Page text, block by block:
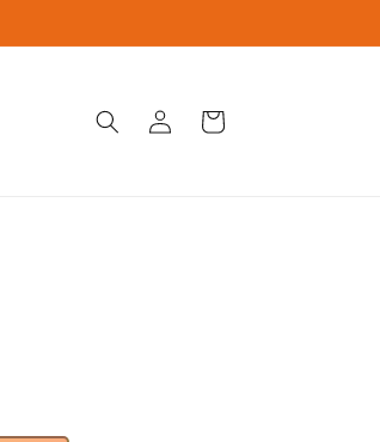
Connexion Panier